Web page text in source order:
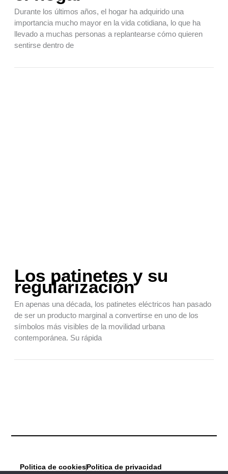
Durante los últimos años, el hogar ha adquirido una
importancia mucho mayor en la vida cotidiana, lo que ha
llevado a muchas personas a replantearse cómo quieren
sentirse dentro de
Los patinetes y su
regularización
En apenas una década, los patinetes eléctricos han pasado
de ser un producto marginal a convertirse en uno de los
símbolos más visibles de la movilidad urbana
contemporánea. Su rápida
Politica de cookiesPolitica de privacidad